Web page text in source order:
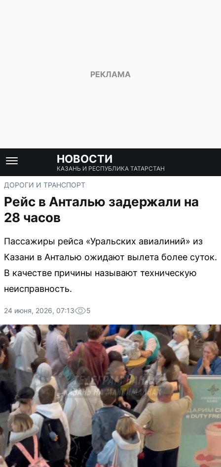
НОВОСТИ
КАЗАНЬ И РЕСПУБЛИКА ТАТАРСТАН
ДОРОГИ И ТРАНСПОРТ
Рейс в Анталью задержали на
28 часов
Пассажиры рейса «Уральских авиалиний» из
Казани в Анталью ожидают вылета более суток.
В качестве причины называют техническую
неисправность.
24 июня, 2026, 07:13 5